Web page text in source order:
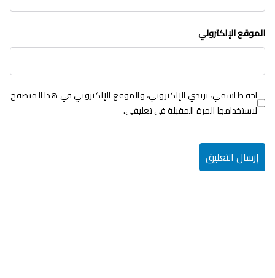
الموقع الإلكتروني
احفظ اسمي، بريدي الإلكتروني، والموقع الإلكتروني في هذا المتصفح
لاستخدامها المرة المقبلة في تعليقي.